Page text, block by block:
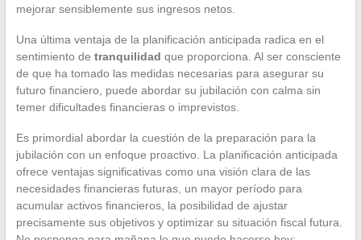
mejorar sensiblemente sus ingresos netos.
Una última ventaja de la planificación anticipada radica en el
sentimiento de tranquilidad que proporciona. Al ser consciente
de que ha tomado las medidas necesarias para asegurar su
futuro financiero, puede abordar su jubilación con calma sin
temer dificultades financieras o imprevistos.
Es primordial abordar la cuestión de la preparación para la
jubilación con un enfoque proactivo. La planificación anticipada
ofrece ventajas significativas como una visión clara de las
necesidades financieras futuras, un mayor período para
acumular activos financieros, la posibilidad de ajustar
precisamente sus objetivos y optimizar su situación fiscal futura.